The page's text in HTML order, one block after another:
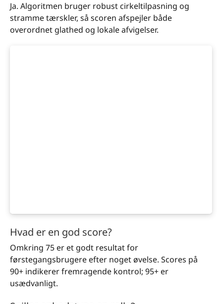
Ja. Algoritmen bruger robust cirkeltilpasning og
stramme tærskler, så scoren afspejler både
overordnet glathed og lokale afvigelser.
Hvad er en god score?
Omkring 75 er et godt resultat for
førstegangsbrugere efter noget øvelse. Scores på
90+ indikerer fremragende kontrol; 95+ er
usædvanligt.